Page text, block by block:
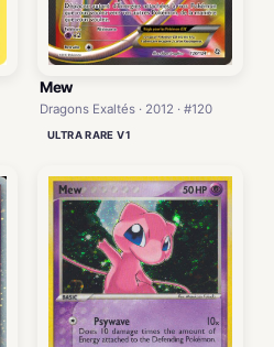
Mew
Dragons Exaltés · 2012 · #120
ULTRA RARE V1